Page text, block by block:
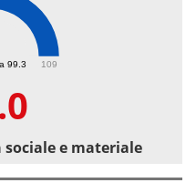
99.3 109
e materiale